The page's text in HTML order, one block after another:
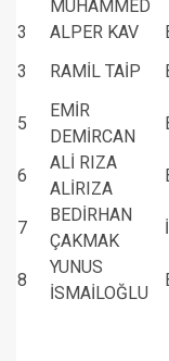
MUHAMMED
3
ALPER KAV
3
RAMİL TAİP
5
EMİR
DEMİRCAN
6
ALİ RIZA
ALİRIZA
7
BEDİRHAN
ÇAKMAK
8
YUNUS
İSMAİLOĞLU